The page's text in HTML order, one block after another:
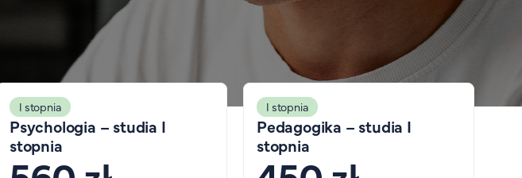
I stopnia
Psychologia – studia I
stopnia
I stopnia
Pedagogika – studia I
stopnia